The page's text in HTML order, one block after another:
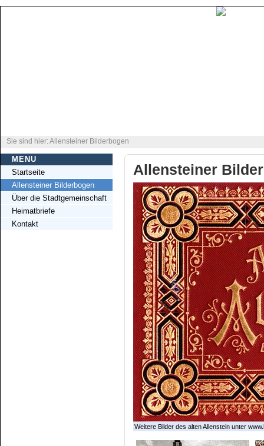
Sie sind hier: Allensteiner Bilderbogen
MENU
Startseite
Allensteiner Bilderbogen
Über die Stadtgemeinschaft
Heimatbriefe
Kontakt
Allensteiner
Weitere Bilder des alten Allenstein unter